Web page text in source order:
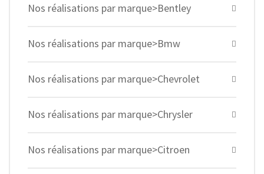
Nos réalisations par marque>Bentley
Nos réalisations par marque>Bmw
Nos réalisations par marque>Chevrolet
Nos réalisations par marque>Chrysler
Nos réalisations par marque>Citroen